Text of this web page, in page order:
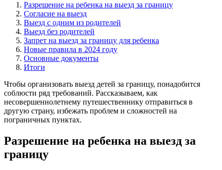
Разрешение на ребенка на выезд за границу
Согласие на выезд
Выезд с одним из родителей
Выезд без родителей
Запрет на выезд за границу для ребенка
Новые правила в 2024 году
Основные документы
Итоги
Чтобы организовать выезд детей за границу, понадобится
соблюсти ряд требований. Рассказываем, как
несовершеннолетнему путешественнику отправиться в
другую страну, избежать проблем и сложностей на
пограничных пунктах.
Разрешение на ребенка на выезд за
границу